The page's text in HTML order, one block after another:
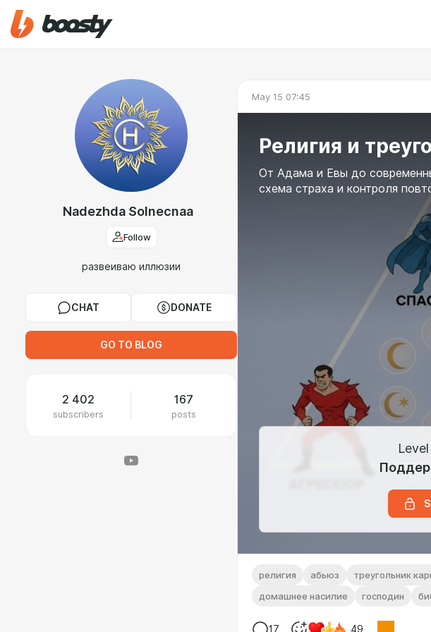
Nadezhda Solnecnaa
Follow
развеиваю иллюзии
CHAT DONATE
GO TO BLOG
2 402
subscribers
167
posts
May 15 07:45
Религия и
От Адама и Евы до
схема страха и контроля
религия абьюз треугольник
домашнее насилие
господин
17 49